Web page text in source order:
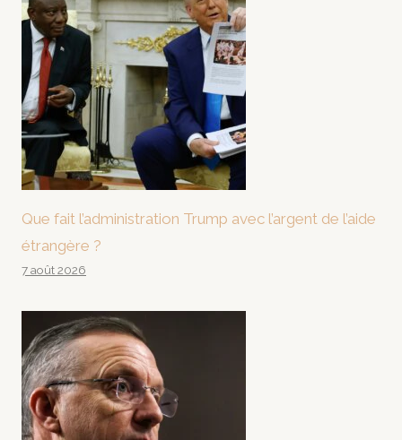
Que fait l’administration Trump avec l’argent de l’aide
étrangère ?
7 août 2026